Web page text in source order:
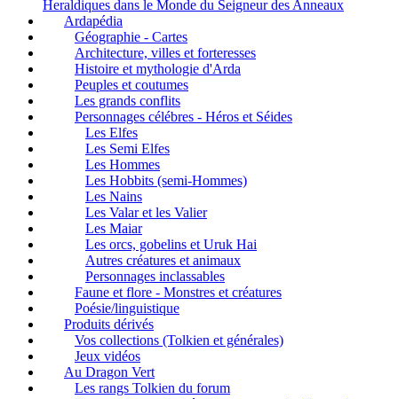
Heraldiques dans le Monde du Seigneur des Anneaux
Ardapédia
Géographie - Cartes
Architecture, villes et forteresses
Histoire et mythologie d'Arda
Peuples et coutumes
Les grands conflits
Personnages célébres - Héros et Séides
Les Elfes
Les Semi Elfes
Les Hommes
Les Hobbits (semi-Hommes)
Les Nains
Les Valar et les Valier
Les Maiar
Les orcs, gobelins et Uruk Hai
Autres créatures et animaux
Personnages inclassables
Faune et flore - Monstres et créatures
Poésie/linguistique
Produits dérivés
Vos collections (Tolkien et générales)
Jeux vidéos
Au Dragon Vert
Les rangs Tolkien du forum